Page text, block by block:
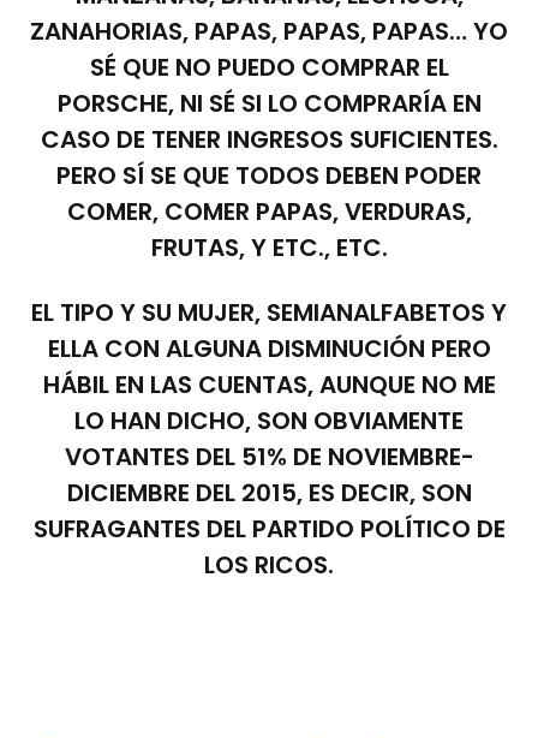
ZANAHORIAS, PAPAS, PAPAS, PAPAS… YO
SÉ QUE NO PUEDO COMPRAR EL
PORSCHE, NI SÉ SI LO COMPRARÍA EN
CASO DE TENER INGRESOS SUFICIENTES.
PERO SÍ SE QUE TODOS DEBEN PODER
COMER, COMER PAPAS, VERDURAS,
FRUTAS, Y ETC., ETC.
EL TIPO Y SU MUJER, SEMIANALFABETOS Y
ELLA CON ALGUNA DISMINUCIÓN PERO
HÁBIL EN LAS CUENTAS, AUNQUE NO ME
LO HAN DICHO, SON OBVIAMENTE
VOTANTES DEL 51% DE NOVIEMBRE-
DICIEMBRE DEL 2015, ES DECIR, SON
SUFRAGANTES DEL PARTIDO POLÍTICO DE
LOS RICOS.